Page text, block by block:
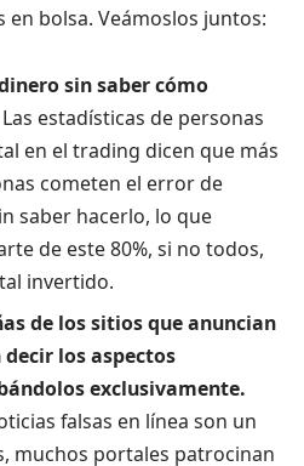
bolsa. Veámoslos juntos:
sin saber cómo
Las estadísticas de personas
en el trading dicen que más
cometen el error de
saber hacerlo, lo que
de este 80%, si no todos,
invertido.
de los sitios que anuncian
los aspectos
exclusivamente.
falsas en línea son un
muchos portales patrocinan